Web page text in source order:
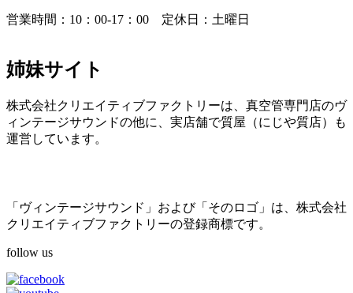
営業時間：10：00-17：00 定休日：土曜日
姉妹サイト
株式会社クリエイティブファクトリーは、真空管専門店のヴ
ィンテージサウンドの他に、実店舗で質屋（にじや質店）も
運営しています。
「ヴィンテージサウンド」および「そのロゴ」は、株式会社
クリエイティブファクトリーの登録商標です。
follow us